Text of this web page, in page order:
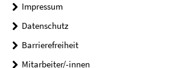
Impressum
Datenschutz
Barrierefreiheit
Mitarbeiter/-innen